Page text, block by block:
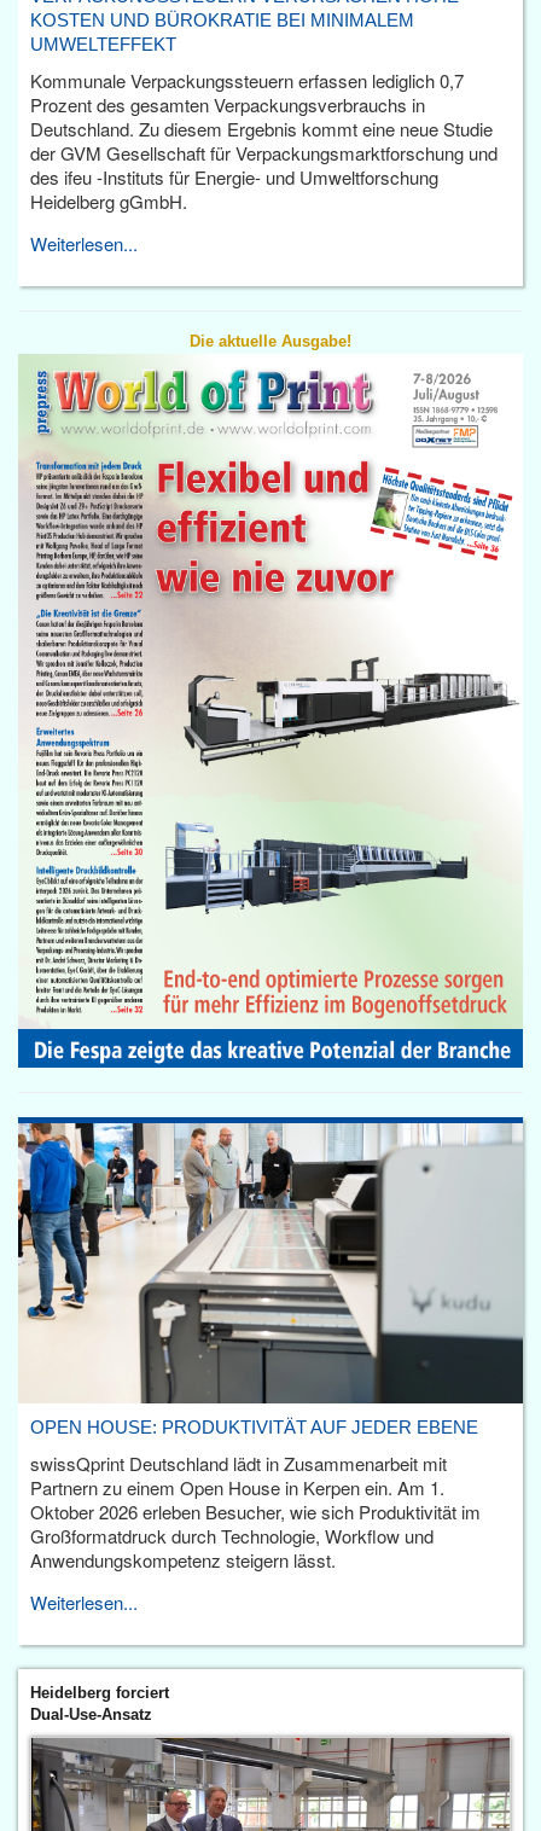
KOSTEN UND BÜROKRATIE BEI MINIMALEM
UMWELTEFFEKT
Kommunale Verpackungssteuern erfassen lediglich 0,7
Prozent des gesamten Verpackungsverbrauchs in
Deutschland. Zu diesem Ergebnis kommt eine neue Studie
der GVM Gesellschaft für Verpackungsmarktforschung und
des ifeu -Instituts für Energie- und Umweltforschung
Heidelberg gGmbH.
Weiterlesen...
Die aktuelle Ausgabe!
OPEN HOUSE: PRODUKTIVITÄT AUF JEDER EBENE
swissQprint Deutschland lädt in Zusammenarbeit mit
Partnern zu einem Open House in Kerpen ein. Am 1.
Oktober 2026 erleben Besucher, wie sich Produktivität im
Großformatdruck durch Technologie, Workflow und
Anwendungskompetenz steigern lässt.
Weiterlesen...
Heidelberg forciert
Dual-Use-Ansatz